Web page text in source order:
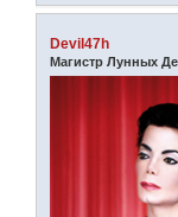
Devil47h
Магистр Лунных